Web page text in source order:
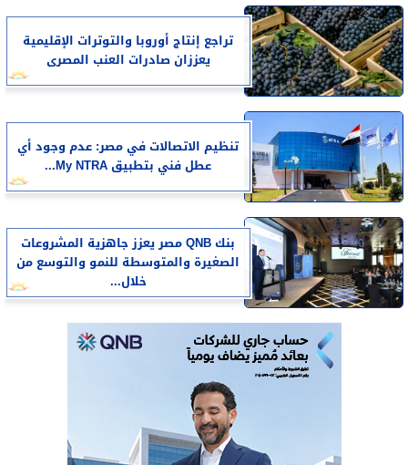
تراجع إنتاج أوروبا والتوترات الإقليمية
يعززان صادرات العنب المصرى
تنظيم الاتصالات في مصر: عدم وجود أي
عطل فني بتطبيق My NTRA...
بنك QNB مصر يعزز جاهزية المشروعات
الصغيرة والمتوسطة للنمو والتوسع من
خلال...